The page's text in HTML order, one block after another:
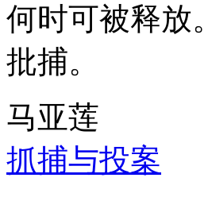
何时可被释放
批捕。
马亚莲
抓捕与投案